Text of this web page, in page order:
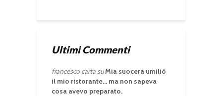
Ultimi Commenti
francesco cartasuMia suocera umiliò
il mio ristorante… ma non sapeva
cosa avevo preparato.